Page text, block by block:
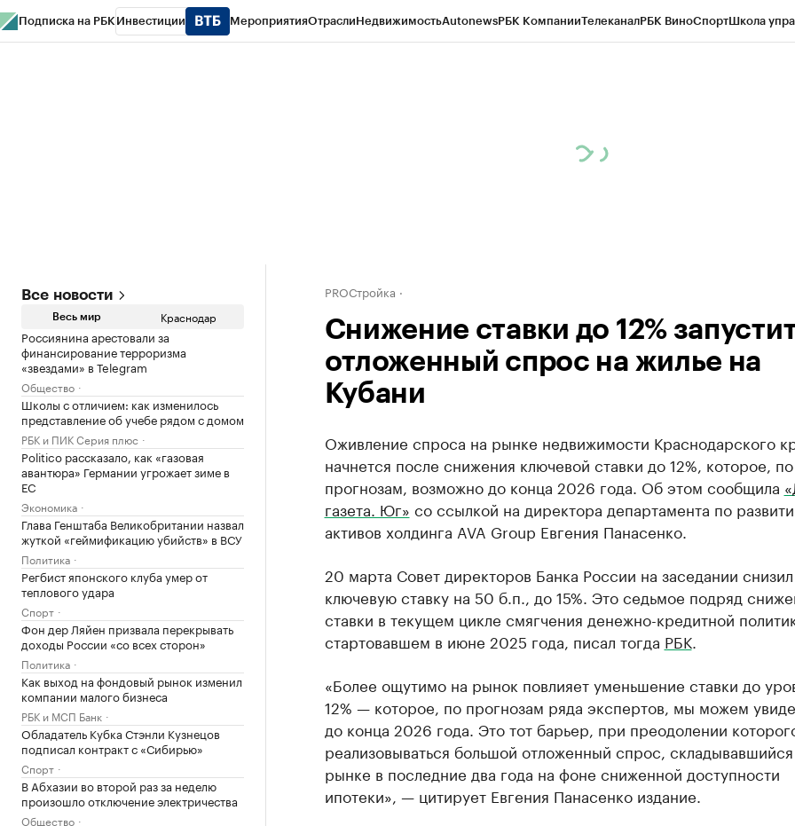
Подписка на РБК Инвестиции МероприятияОтраслиНедвижимостьAutonewsРБК КомпанииТелеканалРБК ВиноСпортШкола
Все новости
Весь мир Краснодар
Россиянина арестовали за
финансирование терроризма
«звездами» в Telegram
Общество
Школы с отличием: как изменилось
представление об учебе рядом с домом
РБК и ПИК Серия плюс
Politico рассказало, как «газовая
авантюра» Германии угрожает зиме в
ЕС
Экономика
Глава Генштаба Великобритании назвал
жуткой «геймификацию убийств» в ВСУ
Политика
Регбист японского клуба умер от
теплового удара
Спорт
Фон дер Ляйен призвала перекрывать
доходы России «со всех сторон»
Политика
Как выход на фондовый рынок изменил
компании малого бизнеса
РБК и МСП Банк
Обладатель Кубка Стэнли Кузнецов
подписал контракт с «Сибирью»
Спорт
В Абхазии во второй раз за неделю
произошло отключение электричества
Общество
PROСтройка
Снижение ставки до 12%
отложенный спрос на жилье на
Кубани
Оживление спроса на рынке недвижимости Краснодарского
начнется после снижения ключевой ставки до 12%, которое, по
прогнозам, возможно до конца 2026 года. Об этом сообщила
газета. Юг» со ссылкой на директора департамента по
активов холдинга AVA Group Евгения Панасенко.
20 марта Совет директоров Банка России на заседании снизил
ключевую ставку на 50 б.п., до 15%. Это седьмое подряд
ставки в текущем цикле смягчения денежно-кредитной
стартовавшем в июне 2025 года, писал тогда РБК.
«Более ощутимо на рынок повлияет уменьшение ставки до
12% — которое, по прогнозам ряда экспертов, мы можем
до конца 2026 года. Это тот барьер, при преодолении
реализовываться большой отложенный спрос,
рынке в последние два года на фоне сниженной доступности
ипотеки», — цитирует Евгения Панасенко издание.